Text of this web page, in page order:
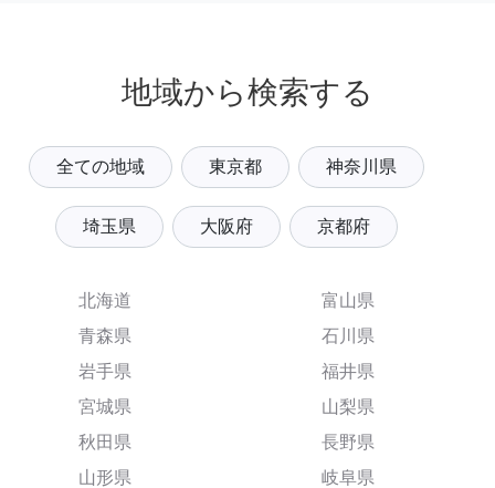
地域から検索する
全ての地域 東京都 神奈川県
埼玉県 大阪府 京都府
北海道
青森県
岩手県
宮城県
秋田県
山形県
富山県
石川県
福井県
山梨県
長野県
岐阜県